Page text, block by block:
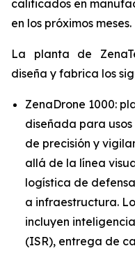
calificados en
en los próximos meses.
La planta de
diseña y fabrica los
ZenaDrone 1000:
diseñada para
de precisión y
allá de la línea
logística de
a infraestructura.
incluyen
(ISR), entrega de